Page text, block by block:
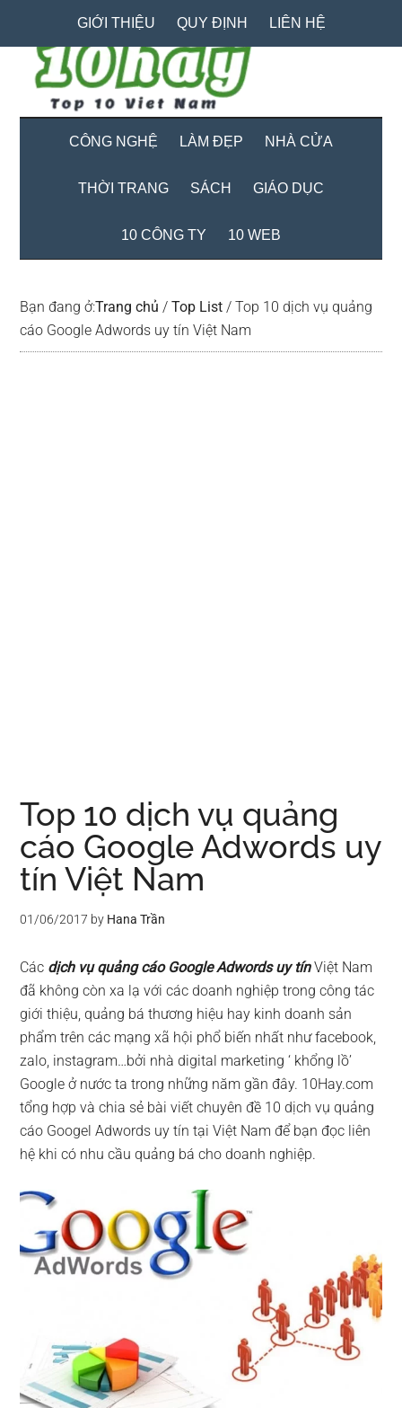
content
secondary
menu
primary
sidebar
GIỚI THIỆU QUY ĐỊNH LIÊN HỆ
CÔNG NGHỆ LÀM ĐẸP NHÀ CỬA
THỜI TRANG SÁCH GIÁO DỤC
10 CÔNG TY 10 WEB
Bạn đang ở:Trang chủ / Top List / Top 10 dịch vụ quảng
cáo Google Adwords uy tín Việt Nam
Top 10 dịch vụ quảng
cáo Google Adwords uy
tín Việt Nam
01/06/2017 by Hana Trần
Các dịch vụ quảng cáo Google Adwords uy tínViệt Nam
đã không còn xa lạ với các doanh nghiệp trong công tác
giới thiệu, quảng bá thương hiệu hay kinh doanh sản
phẩm trên các mạng xã hội phổ biến nhất như facebook,
zalo, instagram…bởi nhà digital marketing ‘ khổng lồ’
Google ở nước ta trong những năm gần đây. 10Hay.com
tổng hợp và chia sẻ bài viết chuyên đề 10 dịch vụ quảng
cáo Googel Adwords uy tín tại Việt Nam để bạn đọc liên
hệ khi có nhu cầu quảng bá cho doanh nghiệp.